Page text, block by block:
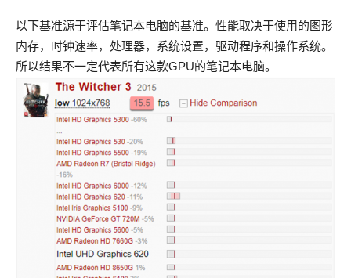
以下基准源于评估笔记本电脑的基准。性能取决于使用的图形
内存，时钟速率，处理器，系统设置，驱动程序和操作系统。
所以结果不一定代表所有这款GPU的笔记本电脑。